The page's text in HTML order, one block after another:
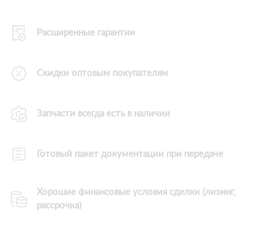
Расширенные гарантии
Скидки оптовым покупателям
Запчасти всегда есть в наличии
Готовый пакет документации при передаче
Хорошие финансовые условия сделки (лизинг,
рассрочка)